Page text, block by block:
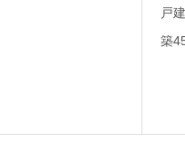
戸建
築